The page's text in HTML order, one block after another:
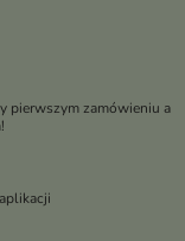
pierwszym zamówieniu a